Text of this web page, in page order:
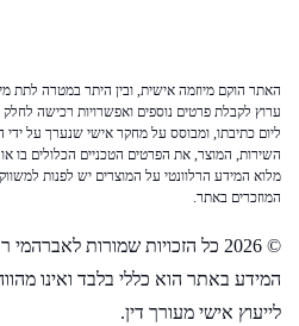
האתר הוקם מיוזמה אישית, ובין היתר במטרה לתת
ערוץ לקבלת פרטים נוספים ואפשרויות רכישה לחלק
ליום כתיבתו, ומבוסס על מחקר אישי שנערך על
השירות, המוצר, את הפרטים הטכניים הכלולים בו
מלוא המידע הרלוונטי על המוצרים יש לפנות
המוזכרים באתר.
© 2026 כל הזכויות שמורות לאברהמי רוזן ושות'
המידע באתר הוא כללי בלבד ואינו
לייעוץ אישי מעורך דין.